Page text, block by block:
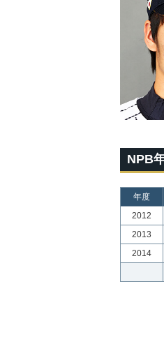
NPB
年度
2012
2013
2014